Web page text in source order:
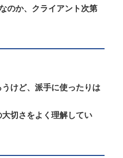
のか、クライアント次第
けど、派手に使ったりは
切さをよく理解してい